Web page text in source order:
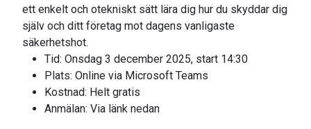
ett enkelt och otekniskt sätt lära dig hur du skyddar dig
själv och ditt företag mot dagens vanligaste
säkerhetshot.
Tid: Onsdag 3 december 2025, start 14:30
Plats: Online via Microsoft Teams
Kostnad: Helt gratis
Anmälan: Via länk nedan